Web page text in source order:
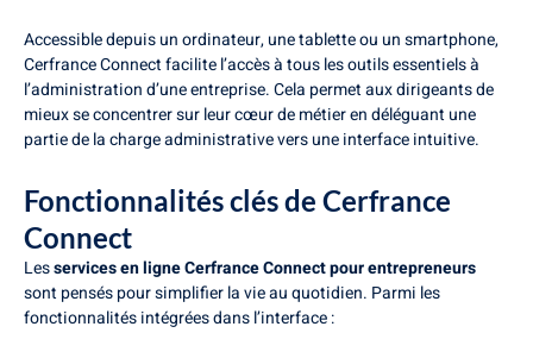
Accessible depuis un ordinateur, une tablette ou un smartphone,
Cerfrance Connect facilite l’accès à tous les outils essentiels à
l’administration d’une entreprise. Cela permet aux dirigeants de
mieux se concentrer sur leur cœur de métier en déléguant une
partie de la charge administrative vers une interface intuitive.
Fonctionnalités clés de Cerfrance
Connect
Lesservices en ligne Cerfrance Connect pour entrepreneurs
sont pensés pour simplifier la vie au quotidien. Parmi les
fonctionnalités intégrées dans l’interface :